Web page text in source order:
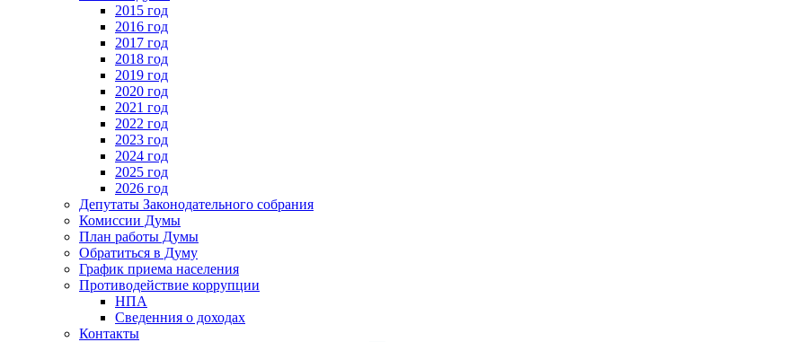
2015 год
2016 год
2017 год
2018 год
2019 год
2020 год
2021 год
2022 год
2023 год
2024 год
2025 год
2026 год
Депутаты Законодательного собрания
Комиссии Думы
План работы Думы
Обратиться в Думу
График приема населения
Противодействие коррупции
НПА
Сведенния о доходах
Контакты